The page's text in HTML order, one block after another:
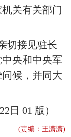
关有关部门
切接见驻长
央和中央军
候，并同大
01 版）
(责编：王潇潇)